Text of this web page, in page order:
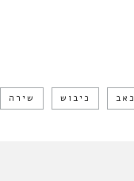
כאב כיבוש שירה